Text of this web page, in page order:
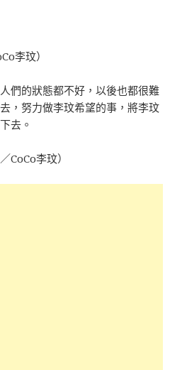
李玟）
們的狀態都不好，以後也都很難
，努力做李玟希望的事，將李玟
去。
CoCo李玟）